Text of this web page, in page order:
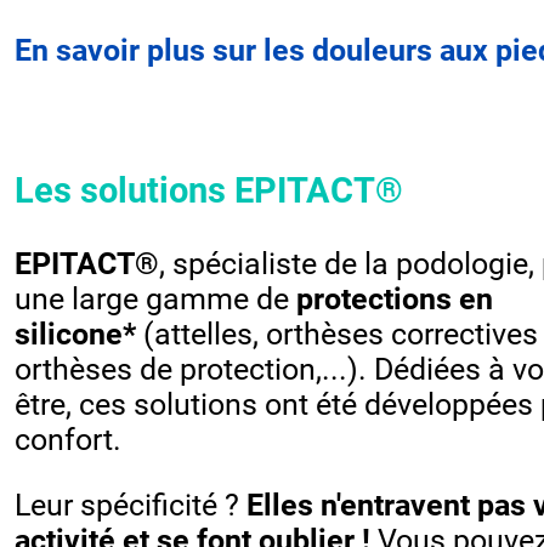
En savoir plus sur les douleurs aux
Les solutions EPITACT®
EPITACT®, spécialiste de la podologie,
une large gamme de protections en
silicone* (attelles, orthèses correctives
orthèses de protection,...). Dédiées à
être, ces solutions ont été développées
confort.
Leur spécificité ? Elles n'entravent pas